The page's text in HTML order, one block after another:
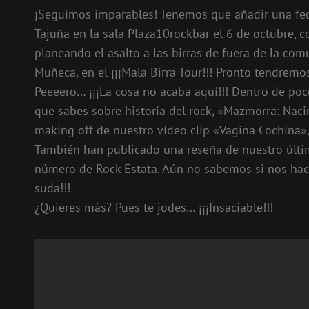
¡Seguimos imparables! Tenemos que añadir una
Tajuña en la sala Plaza10rockbar el 6 de octubre,
planeando el asalto a las birras de fuera de la
Muñeca, en el ¡¡¡Mala Birra Tour!!! Pronto
Peeeero… ¡¡¡La cosa no acaba aquí!!! Dentro de
que sabes sobre historia del rock, «Mazmorra:
making off de nuestro vídeo clip «Vagina
También han publicado una reseña de nuestro
número de Rock Estata. Aún no sabemos si nos
suda!!!
¿Quieres más? Pues te jodes… ¡¡¡Insaciable!!!